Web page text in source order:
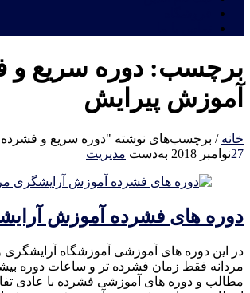
برچسب: دوره سریع و
آموزش پیرایش
خانه / برچسب‌های نوشته "دوره سریع و
27نوامبر 2018 به‌دست مدیریت
دوره های فشرده آموزش
در این دوره های آموزشی آموزشگاه آرایشگری
مردانه فقط زمان فشرده تر و ساعات دوره
مطالب و دوره های آموزشی فشرده با عادی